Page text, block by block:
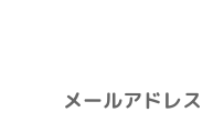
メールアドレス